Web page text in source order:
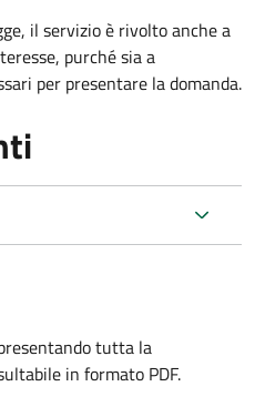
il servizio è rivolto anche a
purché sia a
per presentare la domanda.
tutta la
in formato PDF.